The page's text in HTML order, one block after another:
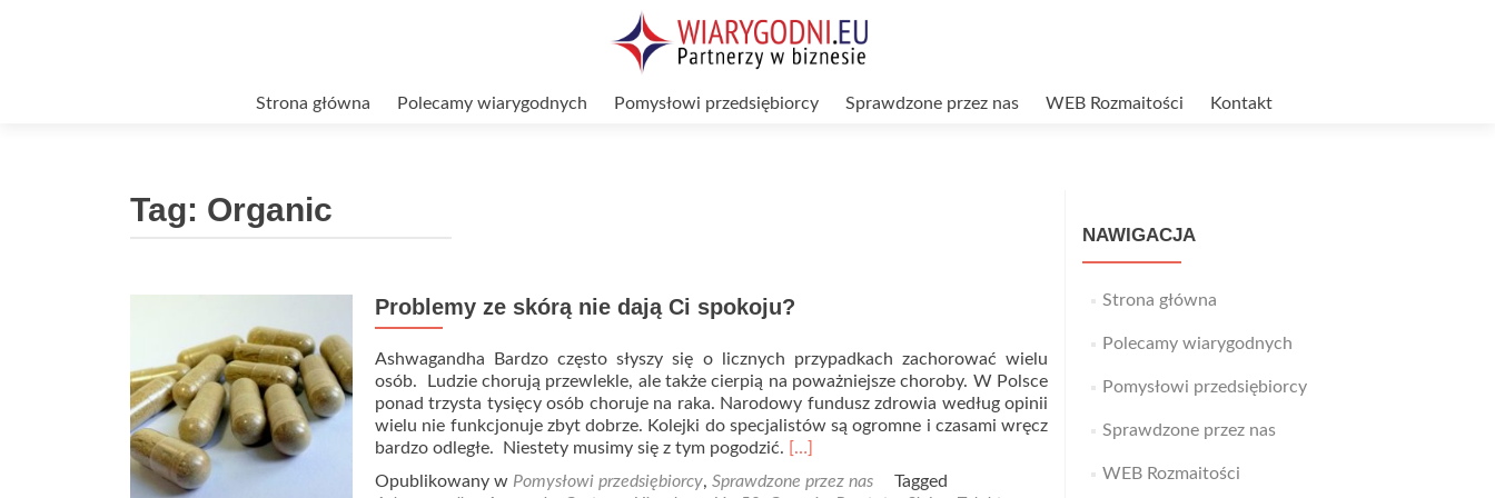
Strona główna Polecamy wiarygodnych Pomysłowi przedsiębiorcy Sprawdzone przez nas WEB Rozmaitości Kontakt
Tag: Organic
Problemy ze skórą nie dają Ci spokoju?
Ashwagandha Bardzo często słyszy się o licznych przypadkach zachorować wielu
osób. Ludzie chorują przewlekle, ale także cierpią na poważniejsze choroby. W Polsce
ponad trzysta tysięcy osób choruje na raka. Narodowy fundusz zdrowia według opinii
wielu nie funkcjonuje zbyt dobrze. Kolejki do specjalistów są ogromne i czasami wręcz
bardzo odległe. Niestety musimy się z tym pogodzić. Read
about
[…]
Opublikowany w Pomysłowi przedsiębiorcy, Sprawdzone przez nas
Tagged
NAWIGACJA
Strona główna
Polecamy wiarygodnych
Pomysłowi przedsiębiorcy
Sprawdzone przez nas
WEB Rozmaitości